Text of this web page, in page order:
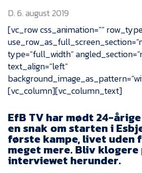
EfB Akademi
Sydvestjysk Fodbold
Samarbejde
Partnere
Blue Water Arena
Aktionærinformation
Kontakt
Job i EfB
Presse
D. 6. august 2019
[vc_row css_animation=””
type=”full_width”
text_align=”left”
[vc_column][vc_column_text]
EfB TV har mødt 24-
en snak om starten i
første kampe, livet uden
meget mere. Bliv klogere
interviewet herunder.